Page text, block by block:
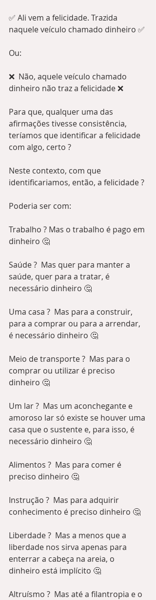
✅ Ali vem a felicidade. Trazida
naquele veículo chamado dinheiro ✅
Ou:
❌  Não, aquele veículo chamado
dinheiro não traz a felicidade ❌
Para que, qualquer uma das
afirmações tivesse consistência,
teríamos que identificar a felicidade
com algo, certo ?
Neste contexto, com que
identificariamos, então, a felicidade ?
Poderia ser com:
Trabalho ? Mas o trabalho é pago em
dinheiro 🤔
Saúde ?  Mas quer para manter a
saúde, quer para a tratar, é
necessário dinheiro 🤔
Uma casa ?  Mas para a construir,
para a comprar ou para a arrendar,
é necessário dinheiro 🤔
Meio de transporte ?  Mas para o
comprar ou utilizar é preciso
dinheiro 🤔
Um lar ?  Mas um aconchegante e
amoroso lar só existe se houver uma
casa que o sustente e, para isso, é
necessário dinheiro 🤔
Alimentos ?  Mas para comer é
preciso dinheiro 🤔
Instrução ?  Mas para adquirir
conhecimento é preciso dinheiro 🤔
Liberdade ?  Mas a menos que a
liberdade nos sirva apenas para
enterrar a cabeça na areia, o
dinheiro está implícito 🤔
Altruísmo ?  Mas até a filantropia e o